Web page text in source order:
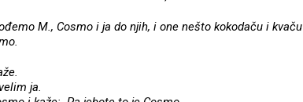
M., Cosmo i ja do njih, i one nešto kokodaču i
ja.